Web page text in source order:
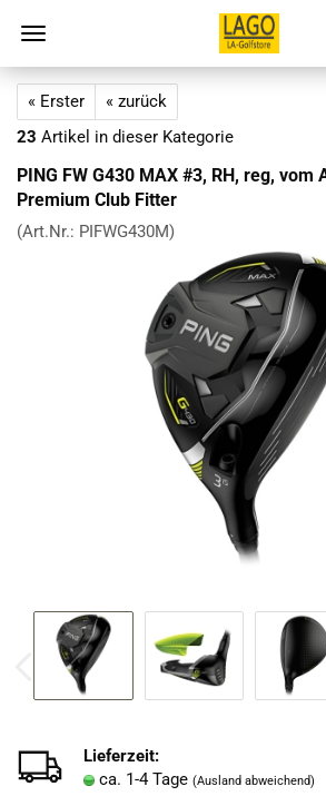
« Erster
« zurück
23 Artikel in dieser Kategorie
PING FW G430 MAX #3, RH, reg, vom
Premium Club Fitter
(Art.Nr.: PIFWG430M)
Lieferzeit:
ca. 1-4 Tage (Ausland abweichend)